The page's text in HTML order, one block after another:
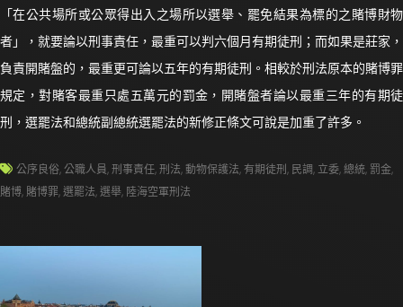
「在公共場所或公眾得出入之場所以選舉、罷免結果為標的之賭博財物
者」，就要論以刑事責任，最重可以判六個月有期徒刑；而如果是莊家，
負責開賭盤的，最重更可論以五年的有期徒刑。相較於刑法原本的賭博罪
規定，對賭客最重只處五萬元的罰金，開賭盤者論以最重三年的有期徒
刑，選罷法和總統副總統選罷法的新修正條文可說是加重了許多。
公序良俗,公職人員,刑事責任,刑法,動物保護法, 有期徒刑, 民調,立委,總統, 罰金,
賭博, 賭博罪,選罷法,選舉, 陸海空軍刑法